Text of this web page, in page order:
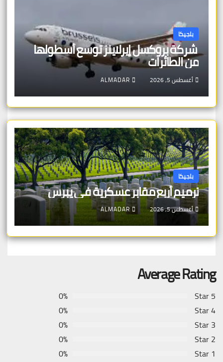
بلجيكا
شركة بروكسل إيرلاينز توسع أسطولها
من الطائرات
أغسطس 5, 2026 ALMADAR
بلجيكا
ترميم أربع مقابر عسكرية في يبرس
أغسطس 5, 2026 ALMADAR
Average Rating
5 Star
0%
4 Star
0%
3 Star
0%
2 Star
0%
1 Star
0%